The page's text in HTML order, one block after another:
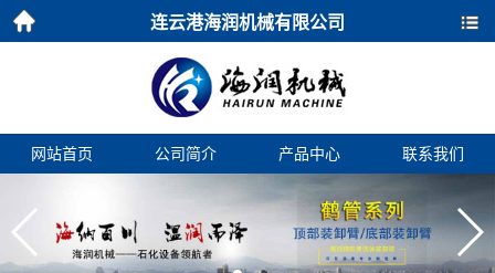
连云港海润机械有限公司
网站首页 公司简介 产品中心 联系我们